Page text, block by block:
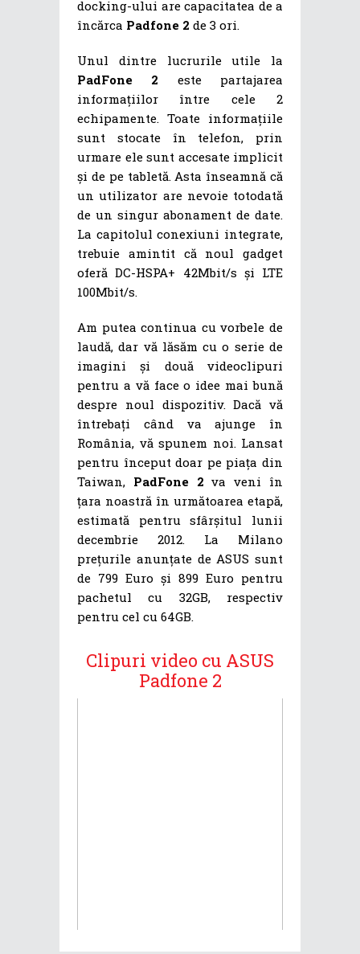
docking-ului are capacitatea de a
încărca Padfone 2 de 3 ori.
Unul dintre lucrurile utile la
PadFone 2 este partajarea
informațiilor între cele 2
echipamente. Toate informațiile
sunt stocate în telefon, prin
urmare ele sunt accesate implicit
și de pe tabletă. Asta înseamnă că
un utilizator are nevoie totodată
de un singur abonament de date.
La capitolul conexiuni integrate,
trebuie amintit că noul gadget
oferă DC-HSPA+ 42Mbit/s și LTE
100Mbit/s.
Am putea continua cu vorbele de
laudă, dar vă lăsăm cu o serie de
imagini și două videoclipuri
pentru a vă face o idee mai bună
despre noul dispozitiv. Dacă vă
întrebați când va ajunge în
România, vă spunem noi. Lansat
pentru început doar pe piața din
Taiwan, PadFone 2 va veni în
țara noastră în următoarea etapă,
estimată pentru sfârșitul lunii
decembrie 2012. La Milano
prețurile anunțate de ASUS sunt
de 799 Euro și 899 Euro pentru
pachetul cu 32GB, respectiv
pentru cel cu 64GB.
Clipuri video cu ASUS
Padfone 2